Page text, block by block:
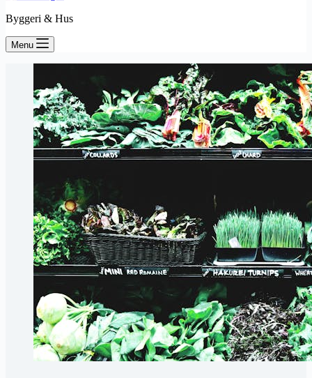
Byggeri & Hus
Menu